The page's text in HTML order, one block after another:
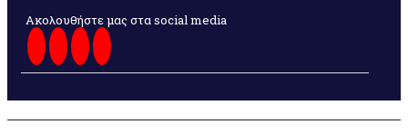
Ακολουθήστε μας στα social media